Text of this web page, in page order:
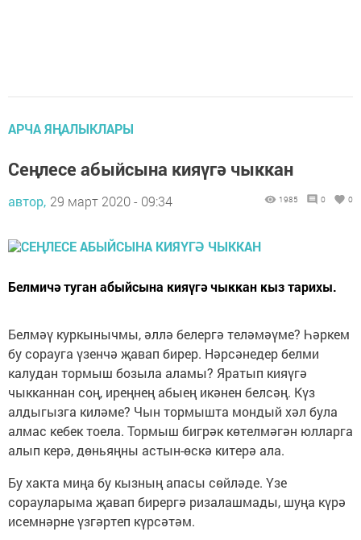
АРЧА ЯҢАЛЫКЛАРЫ
Сеңлесе абыйсына кияүгә чыккан
автор, 29 март 2020 - 09:34 1985 0 0
Белмичә туган абыйсына кияүгә чыккан кыз тарихы.
Белмәү куркынычмы, әллә белергә теләмәүме? Һәркем
бу сорауга үзенчә җавап бирер. Нәрсәнедер белми
калудан тормыш бозыла аламы? Яратып кияүгә
чыкканнан соң, иреңнең абыең икәнен белсәң. Күз
алдыгызга киләме? Чын тормышта мондый хәл була
алмас кебек тоела. Тормыш бигрәк көтелмәгән юлларга
алып керә, дөньяңны астын-өскә китерә ала.
Бу хакта миңа бу кызның апасы сөйләде. Үзе
сорауларыма җавап бирергә ризалашмады, шуңа күрә
исемнәрне үзгәртеп күрсәтәм.